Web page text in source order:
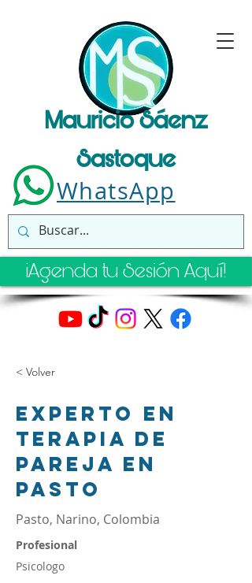
Mauricio Sáenz
Sastoque
WhatsApp
¡Agenda tu Sesión Aquí!
< Volver
Experto en
terapia de
pareja en
Pasto
Pasto, Narino, Colombia
Profesional
Psicologo